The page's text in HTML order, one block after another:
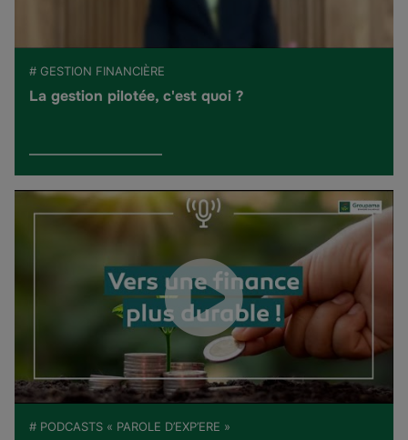
# GESTION FINANCIÈRE
La gestion pilotée, c'est quoi ?
# PODCASTS « PAROLE D’EXP’ERE »